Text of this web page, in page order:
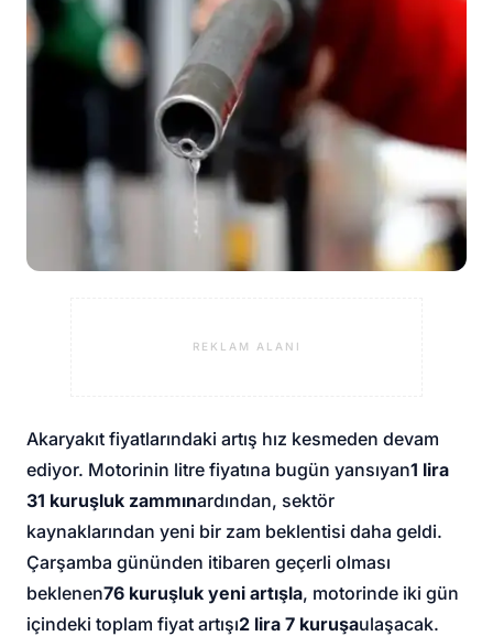
REKLAM ALANI
Akaryakıt fiyatlarındaki artış hız kesmeden devam
ediyor. Motorinin litre fiyatına bugün yansıyan1 lira
31 kuruşluk zammınardından, sektör
kaynaklarından yeni bir zam beklentisi daha geldi.
Çarşamba gününden itibaren geçerli olması
beklenen76 kuruşluk yeni artışla, motorinde iki gün
içindeki toplam fiyat artışı2 lira 7 kuruşaulaşacak.